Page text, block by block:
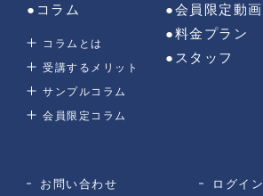
●コラム
コラムとは
受講するメリット
サンプルコラム
会員限定コラム
●会員限定動画
●料金プラン
●スタッフ
お問い合わせ ログイン